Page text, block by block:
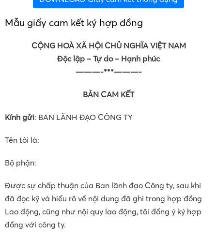
Mẫu giấy cam kết ký hợp đồng
CỘNG HOÀ XÃ HỘI CHỦ NGHĨA VIỆT NAM
Độc lập – Tự do – Hạnh phúc
———-***———-
BẢN CAM KẾT
Kính gửi: BAN LÃNH ĐẠO CÔNG TY
Tên tôi là:
Bộ phận:
Được sự chấp thuận của Ban lãnh đạo Công ty, sau khi
đã đọc kỹ và hiểu rõ về nội dung đã ghi trong hợp đồng
Lao động, cũng như nội quy lao động, tôi đồng ý ký hợp
đồng với công ty.